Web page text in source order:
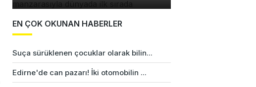
EN ÇOK OKUNAN HABERLER
Suça sürüklenen çocuklar olarak bilin...
Edirne'de can pazarı! İki otomobilin ...